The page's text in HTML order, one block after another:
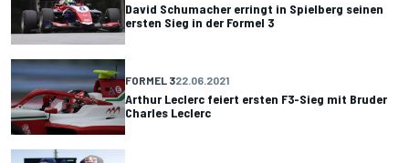
David Schumacher erringt in Spielberg seinen
ersten Sieg in der Formel 3
FORMEL 322.06.2021
Arthur Leclerc feiert ersten F3-Sieg mit Bruder
Charles Leclerc